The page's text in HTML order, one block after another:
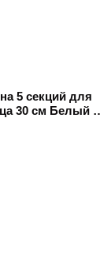
5 секций для
30 см Белый с